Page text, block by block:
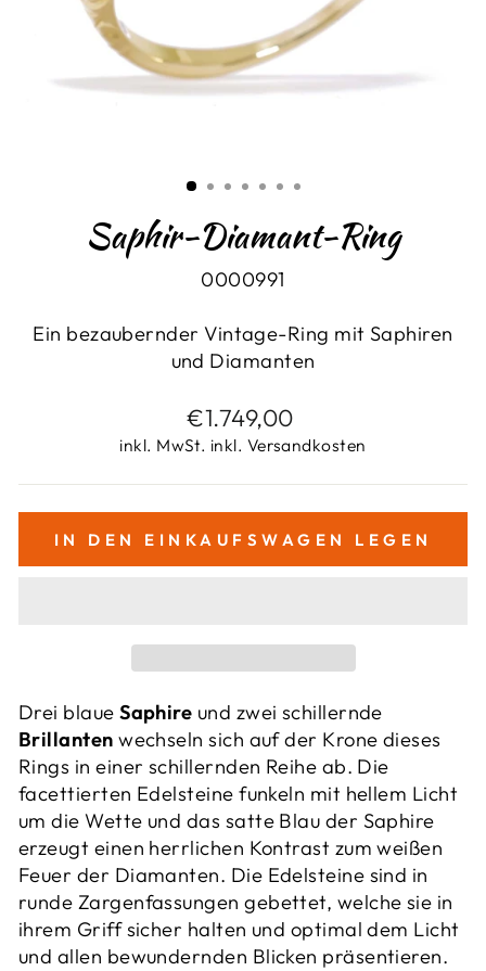
Saphir-Diamant-Ring
0000991
Ein bezaubernder Vintage-Ring mit Saphiren
und Diamanten
Normaler
Preis
€1.749,00
inkl. MwSt. inkl. Versandkosten
IN DEN EINKAUFSWAGEN LEGEN
Drei blaueSaphire und zwei schillernde
Brillantenwechseln sich auf der Krone dieses
Rings in einer schillernden Reihe ab. Die
facettierten Edelsteine funkeln mit hellem Licht
um die Wette und das satte Blau der Saphire
erzeugt einen herrlichen Kontrast zum weißen
Feuer der Diamanten. Die Edelsteine sind in
runde Zargenfassungen gebettet, welche sie in
ihrem Griff sicher halten und optimal dem Licht
und allen bewundernden Blicken präsentieren.